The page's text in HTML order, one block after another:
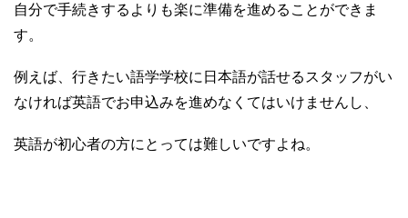
自分で手続きするよりも楽に準備を進めることができま
す。
例えば、行きたい語学学校に日本語が話せるスタッフがい
なければ英語でお申込みを進めなくてはいけませんし、
英語が初心者の方にとっては難しいですよね。